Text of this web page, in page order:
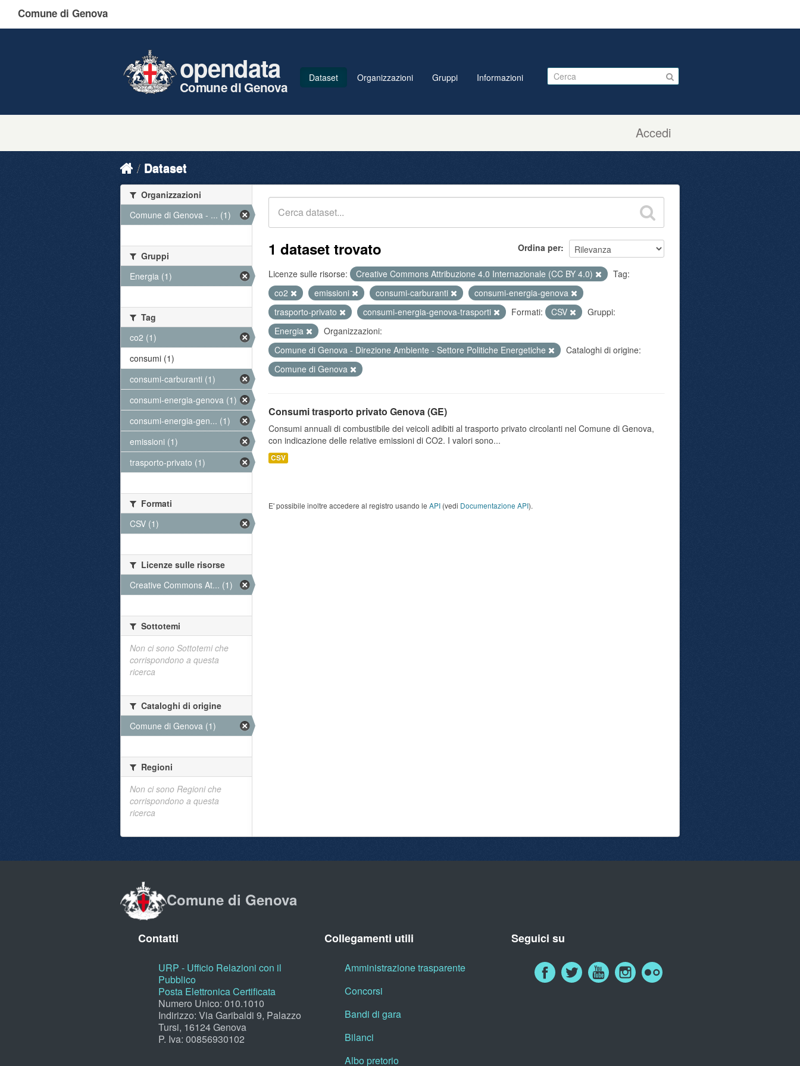
Comune di Genova
Accedi
opendata
Comune di Genova
Dataset Organizzazioni Gruppi Informazioni
Dataset
Ordina per
1 dataset trovato
Licenze sulle risorse: Creative Commons Attribuzione 4.0 Internazionale (CC BY 4.0)
Tag:
co2
emissioni consumi-carburanti
consumi-energia-genova
trasporto-privato
consumi-energia-genova-trasporti Formati: CSV
Gruppi:
Energia
Organizzazioni:
Comune di Genova - Direzione Ambiente - Settore Politiche Energetiche
Cataloghi di origine:
Comune di Genova
Consumi trasporto privato Genova (GE)
Consumi annuali di combustibile dei veicoli adibiti al trasporto privato circolanti nel Comune di Genova,
con indicazione delle relative emissioni di CO2. I valori sono...
CSV
E' possibile inoltre accedere al registro usando le API (vedi Documentazione API).
Organizzazioni
Comune di Genova - ... (1)
Gruppi
Energia (1)
Tag
co2 (1)
consumi (1)
consumi-carburanti (1)
consumi-energia-genova (1)
consumi-energia-gen... (1)
emissioni (1)
trasporto-privato (1)
Formati
CSV (1)
Licenze sulle risorse
Creative Commons At... (1)
Sottotemi
Non ci sono Sottotemi che
corrispondono a questa
ricerca
Cataloghi di origine
Comune di Genova (1)
Regioni
Non ci sono Regioni che
corrispondono a questa
ricerca
Comune di Genova
Contatti
URP - Ufficio Relazioni con il
Pubblico
Posta Elettronica Certificata
Numero Unico: 010.1010
Indirizzo: Via Garibaldi 9, Palazzo
Tursi, 16124 Genova
P. Iva: 00856930102
Collegamenti utili
Amministrazione trasparente
Concorsi
Bandi di gara
Bilanci
Albo pretorio
Seguici su